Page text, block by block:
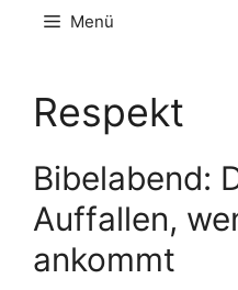
Menü
Respekt
Bibelabend:
Auffallen,
ankommt